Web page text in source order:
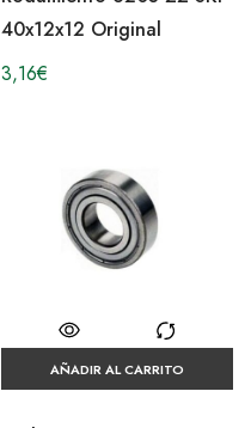
40x12x12 Original
3,16€
AÑADIR AL CARRITO